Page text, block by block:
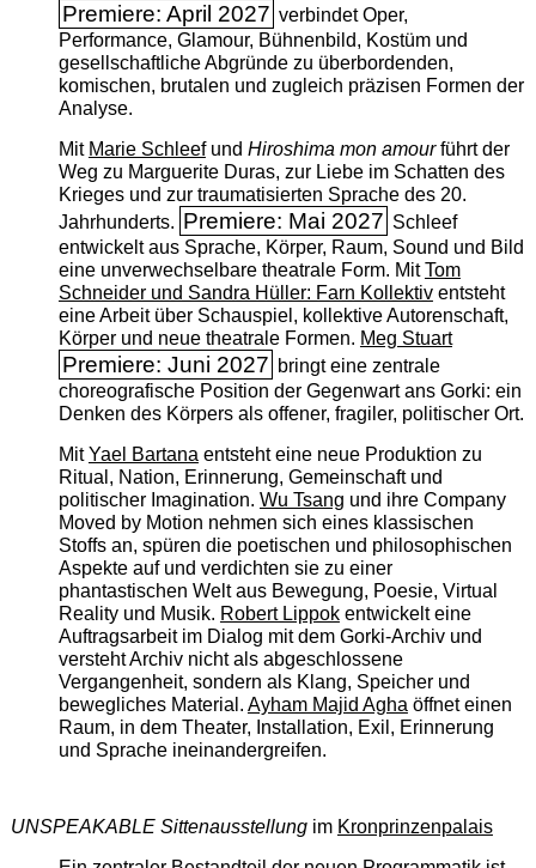
Premiere: April 2027 verbindet Oper,
Performance, Glamour, Bühnenbild, Kostüm und
gesellschaftliche Abgründe zu überbordenden,
komischen, brutalen und zugleich präzisen Formen der
Analyse.
Mit Marie Schleefund Hiroshima mon amourführt der
Weg zu Marguerite Duras, zur Liebe im Schatten des
Krieges und zur traumatisierten Sprache des 20.
Jahrhunderts. Premiere: Mai 2027 Schleef
entwickelt aus Sprache, Körper, Raum, Sound und Bild
eine unverwechselbare theatrale Form. MitTom
Schneider und Sandra Hüller: Farn Kollektiventsteht
eine Arbeit über Schauspiel, kollektive Autorenschaft,
Körper und neue theatrale Formen. Meg Stuart
Premiere: Juni 2027 bringt eine zentrale
choreografische Position der Gegenwart ans Gorki: ein
Denken des Körpers als offener, fragiler, politischer Ort.
MitYael Bartanaentsteht eine neue Produktion zu
Ritual, Nation, Erinnerung, Gemeinschaft und
politischer Imagination. Wu Tsang und ihre Company
Moved by Motion nehmen sich eines klassischen
Stoffs an, spüren die poetischen und philosophischen
Aspekte auf und verdichten sie zu einer
phantastischen Welt aus Bewegung, Poesie, Virtual
Reality und Musik. Robert Lippokentwickelt eine
Auftragsarbeit im Dialog mit dem Gorki-Archiv und
versteht Archiv nicht als abgeschlossene
Vergangenheit, sondern als Klang, Speicher und
bewegliches Material. Ayham Majid Aghaöffnet einen
Raum, in dem Theater, Installation, Exil, Erinnerung
und Sprache ineinandergreifen.
UNSPEAKABLE Sittenausstellungim Kronprinzenpalais